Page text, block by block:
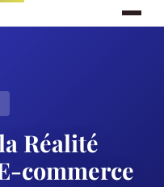
Réalité
commerce